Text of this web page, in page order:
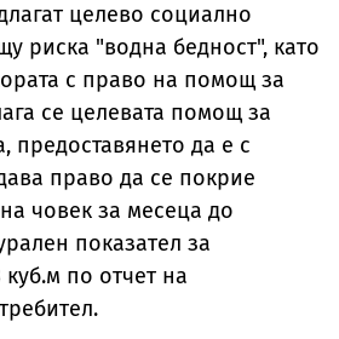
целево социално
риска "водна бедност", като
с право на помощ за
се целевата помощ за
предоставянето да е с
право да се покрие
човек за месеца до
показател за
по отчет на